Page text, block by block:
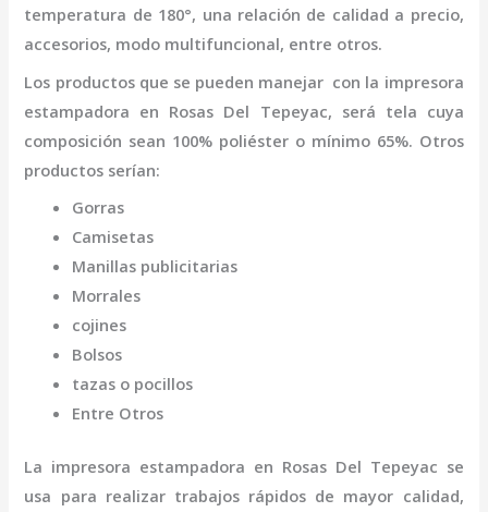
temperatura de 180°, una relación de calidad a precio,
accesorios, modo multifuncional, entre otros.
Los productos que se pueden manejar con la impresora
estampadora en Rosas Del Tepeyac, será tela cuya
composición sean 100% poliéster o mínimo 65%. Otros
productos serían:
Gorras
Camisetas
Manillas publicitarias
Morrales
cojines
Bolsos
tazas o pocillos
Entre Otros
La impresora estampadora en Rosas Del Tepeyac se
usa para realizar trabajos rápidos de mayor calidad,